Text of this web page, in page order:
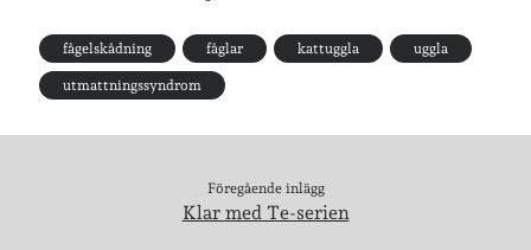
fågelskådning fåglar kattuggla uggla
utmattningssyndrom
Föregående inlägg
Klar med Te-serien